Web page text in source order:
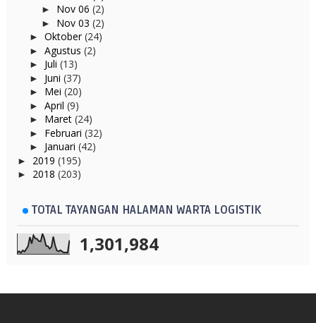
► Nov 06 (2)
► Nov 03 (2)
► Oktober(24)
► Agustus (2)
► Juli (13)
► Juni (37)
► Mei (20)
► April (9)
► Maret (24)
► Februari (32)
► Januari (42)
► 2019 (195)
► 2018 (203)
TOTAL TAYANGAN HALAMAN WARTA LOGISTIK
1,301,984